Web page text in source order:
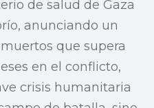
de salud de Gaza
anunciando un
que supera
en el conflicto,
crisis humanitaria